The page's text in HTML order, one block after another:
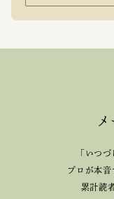
「いつ
プロが本
累計読